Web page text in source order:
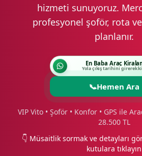
hizmeti sunuyoruz.
profesyonel şoför, rota
planlanır.
En Baba Araç
Yola çıkış tarihini girerek
📞Hemen Ara
VIP Vito • Şoför • Konfor • GPS ile
28.500 TL
👇 Müsaitlik sormak ve detayları
kutulara tıklayın